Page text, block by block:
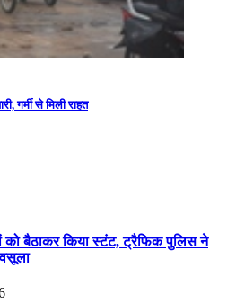
गर्मी से मिली राहत
को बैठाकर किया स्टंट, ट्रैफिक पुलिस ने
वसूला